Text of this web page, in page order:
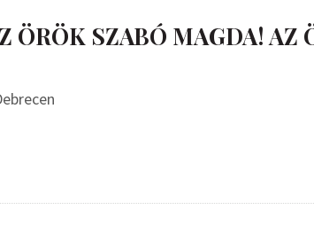
ÖRÖK SZABÓ MAGDA! AZ